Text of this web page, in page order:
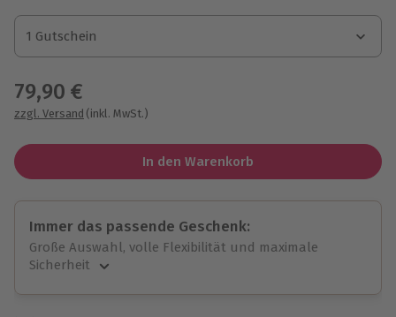
1 Gutschein
1 Gutschein
1 Gutschein
79,90 €
zzgl. Versand (inkl. MwSt.)
In den Warenkorb
Immer das passende Geschenk:
Große Auswahl, volle Flexibilität und maximale
Sicherheit